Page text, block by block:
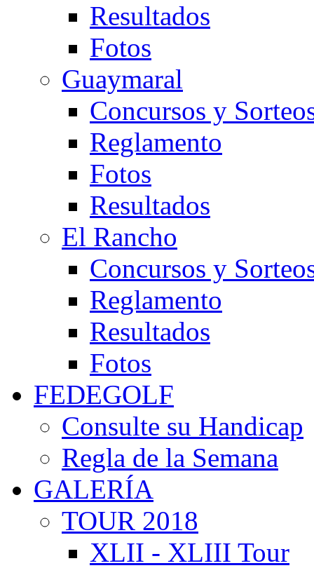
Resultados
Fotos
Guaymaral
Concursos y
Reglamento
Fotos
Resultados
El Rancho
Concursos y
Reglamento
Resultados
Fotos
FEDEGOLF
Consulte su Handicap
Regla de la Semana
GALERÍA
TOUR 2018
XLII - XLIII Tour